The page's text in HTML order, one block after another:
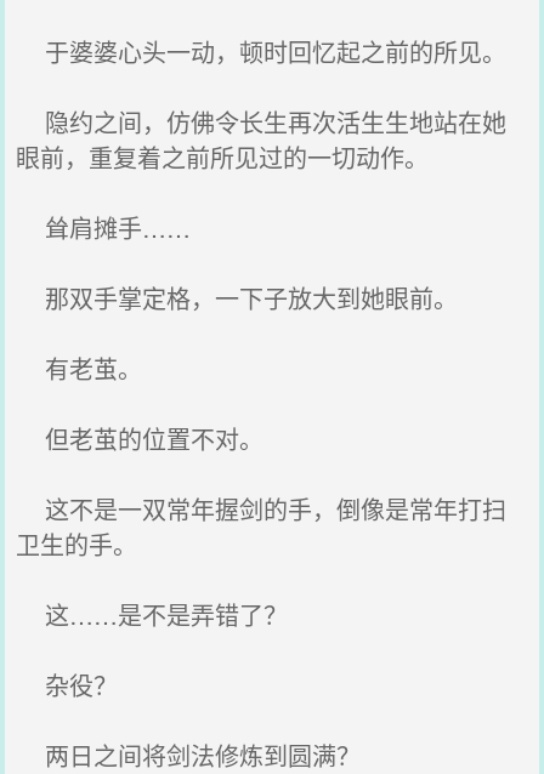
于婆婆心头一动，顿时回忆起之前的所见。
隐约之间，仿佛令长生再次活生生地站在她
眼前，重复着之前所见过的一切动作。
耸肩摊手……
那双手掌定格，一下子放大到她眼前。
有老茧。
但老茧的位置不对。
这不是一双常年握剑的手，倒像是常年打扫
卫生的手。
这……是不是弄错了？
杂役？
两日之间将剑法修炼到圆满？